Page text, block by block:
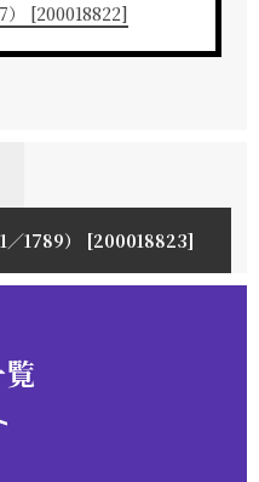
） [200018822]
／1789） [200018823]